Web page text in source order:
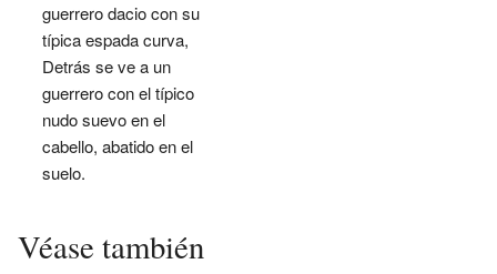
guerrero dacio con su
típica espada curva,
Detrás se ve a un
guerrero con el típico
nudo suevo en el
cabello, abatido en el
suelo.
Véase también